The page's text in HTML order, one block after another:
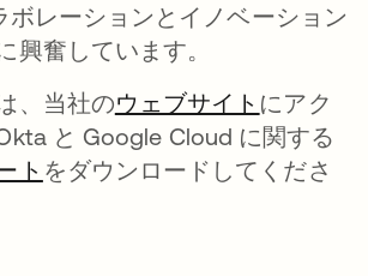
ボレーションとイノベーション
興奮しています。
、当社のウェブサイト 新しいタ
にアク
と Google Cloud に関する
ト 新しいタブで開く
をダウンロードしてくださ